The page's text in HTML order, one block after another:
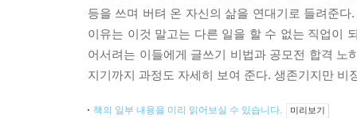
등을 쓰며 버텨 온 자신의 삶을 연대기로 들려준
이유는 이것 말고는 다른 일을 할 수 없는 직업이
어서려는 이들에게 글쓰기 비법과 공모전 합격
지기까지 과정도 자세히 보여 준다. 생존기지만 비
책의 일부 내용을 미리 읽어보실 수 있습니다. 미리보기